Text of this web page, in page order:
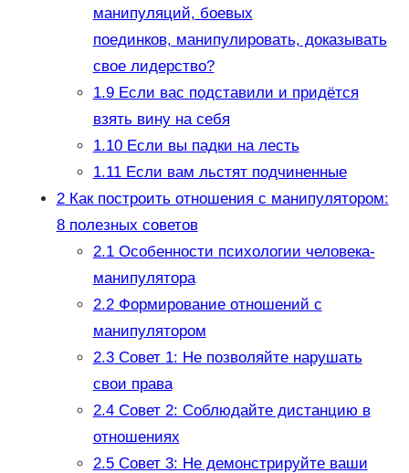
манипуляций, боевых
поединков, манипулировать, доказывать
свое лидерство?
1.9Если вас подставили и придётся
взять вину на себя
1.10Если вы падки на лесть
1.11Если вам льстят подчиненные
2Как построить отношения с манипулятором:
8 полезных советов
2.1Особенности психологии человека-
манипулятора
2.2Формирование отношений с
манипулятором
2.3Совет 1: Не позволяйте нарушать
свои права
2.4Совет 2: Соблюдайте дистанцию в
отношениях
2.5Совет 3: Не демонстрируйте ваши